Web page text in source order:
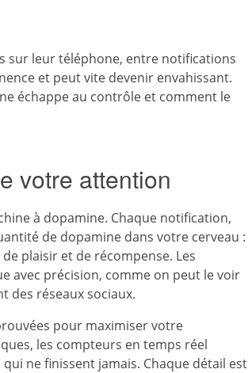
sur leur téléphone, entre notifications
et peut vite devenir envahissant.
échappe au contrôle et comment le
votre attention
à dopamine. Chaque notification,
de dopamine dans votre cerveau :
plaisir et de récompense. Les
avec précision, comme on peut le voir
des réseaux sociaux.
pour maximiser votre
les compteurs en temps réel
ne finissent jamais. Chaque détail est